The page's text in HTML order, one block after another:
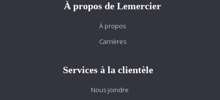
À propos de Lemercier
À propos
Carrières
Services à la clientèle
Nous joindre